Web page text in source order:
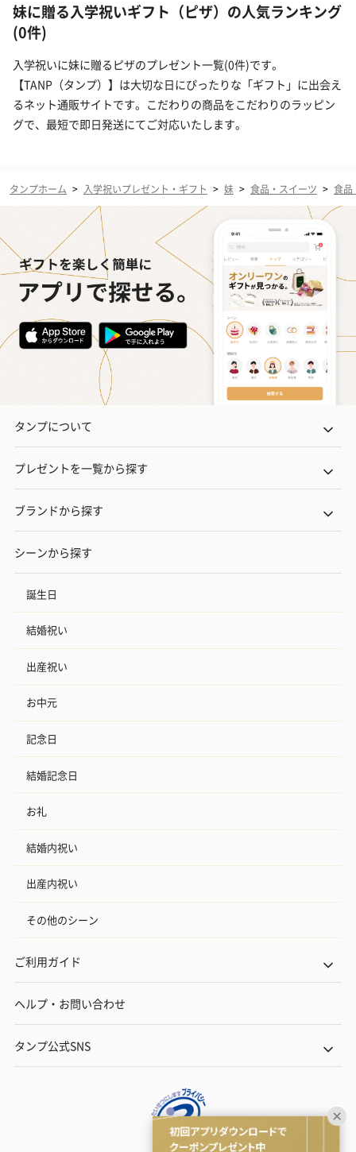
妹に贈る入学祝いギフト（ピザ）の人気ランキング
(0件)
入学祝いに妹に贈るピザのプレゼント一覧(0件)です。
【TANP（タンプ）】は大切な日にぴったりな「ギフト」に出会え
るネット通販サイトです。こだわりの商品をこだわりのラッピン
グで、最短で即日発送にてご対応いたします。
タンプホーム > 入学祝いプレゼント・ギフト > 妹 > 食品・スイーツ > 食品
タンプについて
プレゼントを一覧から探す
ブランドから探す
シーンから探す
誕生日
結婚祝い
出産祝い
お中元
記念日
結婚記念日
お礼
結婚内祝い
出産内祝い
その他のシーン
ご利用ガイド
ヘルプ・お問い合わせ
タンプ公式SNS